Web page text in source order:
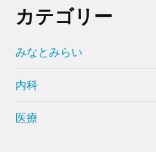
カテゴリー
みなとみらい
内科
医療